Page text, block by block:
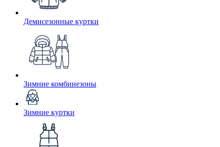
Демисезонные куртки
Зимние комбинезоны
Зимние куртки